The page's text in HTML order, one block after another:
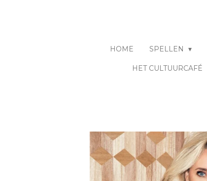
HOME SPELLEN
HET CULTUURCAFÉ